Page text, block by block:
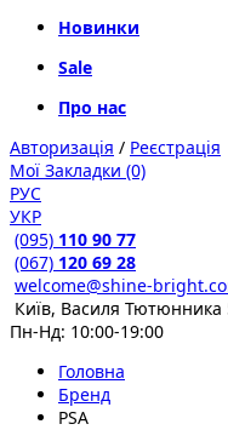
Новинки
Sale
Про нас
Авторизація / Реєстрація
Мої Закладки (0)
РУС
УКР
(095) 110 90 77
(067) 120 69 28
welcome@shine-
Київ, Василя Тютюнника
Пн-Нд: 10:00-19:00
Головна
Бренд
PSA